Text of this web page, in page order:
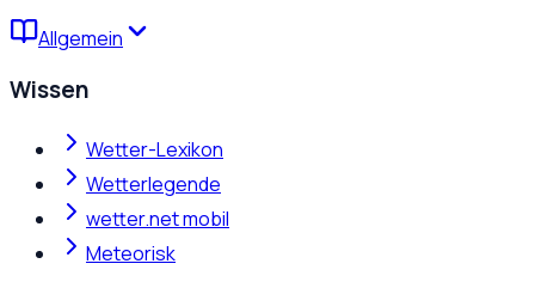
Allgemein
Wissen
Wetter-Lexikon
Wetterlegende
wetter.net mobil
Meteorisk